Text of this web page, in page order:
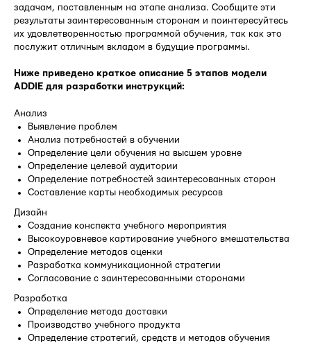
задачам, поставленным на этапе анализа. Сообщите эти
результаты заинтересованным сторонам и поинтересуйтесь
их удовлетворенностью программой обучения, так как это
послужит отличным вкладом в будущие программы.
Ниже приведено краткое описание 5 этапов модели
ADDIE для разработки инструкций:
Анализ
Выявление проблем
Анализ потребностей в обучении
Определение цели обучения на высшем уровне
Определение целевой аудитории
Определение потребностей заинтересованных сторон
Составление карты необходимых ресурсов
Дизайн
Создание конспекта учебного мероприятия
Высокоуровневое картирование учебного вмешательства
Определение методов оценки
Разработка коммуникационной стратегии
Согласование с заинтересованными сторонами
Разработка
Определение метода доставки
Производство учебного продукта
Определение стратегий, средств и методов обучения